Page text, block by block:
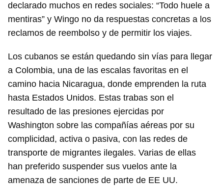
Guardar como favorito
Para poder guardar como favorito, primero has de
iniciar sesión con tu cuenta de 14ymedio.
INICIAR SESIÓN CANCELAR
declarado muchos en redes sociales: “Todo huele a
mentiras” y Wingo no da respuestas concretas a los
reclamos de reembolso y de permitir los viajes.
Los cubanos se están quedando sin vías para llegar
a Colombia, una de las escalas favoritas en el
camino hacia Nicaragua, donde emprenden la ruta
hasta Estados Unidos. Estas trabas son el
resultado de las presiones ejercidas por
Washington sobre las compañías aéreas por su
complicidad, activa o pasiva, con las redes de
transporte de migrantes ilegales. Varias de ellas
han preferido suspender sus vuelos ante la
amenaza de sanciones de parte de EE UU.